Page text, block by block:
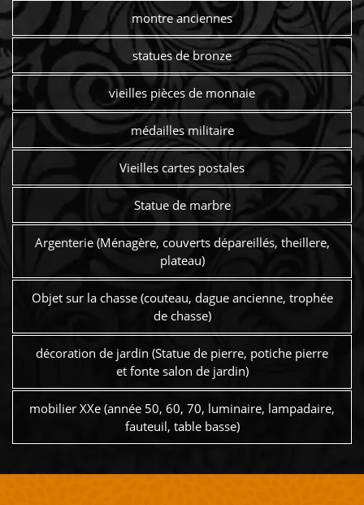
montre anciennes
statues de bronze
vieilles pièces de monnaie
médailles militaire
Vieilles cartes postales
Statue de marbre
Argenterie (Ménagère, couverts dépareillés, theillere,
plateau)
Objet sur la chasse (couteau, dague ancienne, trophée
de chasse)
décoration de jardin (Statue de pierre, potiche pierre
et fonte salon de jardin)
mobilier XXe (année 50, 60, 70, luminaire, lampadaire,
fauteuil, table basse)